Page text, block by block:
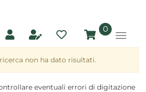
0prodotti
inseriti
non ha dato risultati.
eventuali errori di digitazione